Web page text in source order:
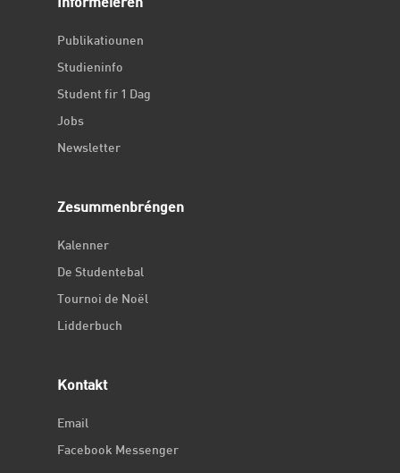
Informéieren
Publikatiounen
Studieninfo
Student fir 1 Dag
Jobs
Newsletter
Zesummenbréngen
Kalenner
De Studentebal
Tournoi de Noël
Lidderbuch
Kontakt
Email
Facebook Messenger